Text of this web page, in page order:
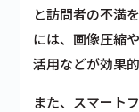
と訪問者の不満
には、画像圧縮
活用などが効果的
また、スマート